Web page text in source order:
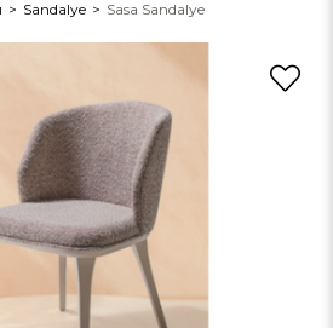
Sandalye Sasa Sandalye